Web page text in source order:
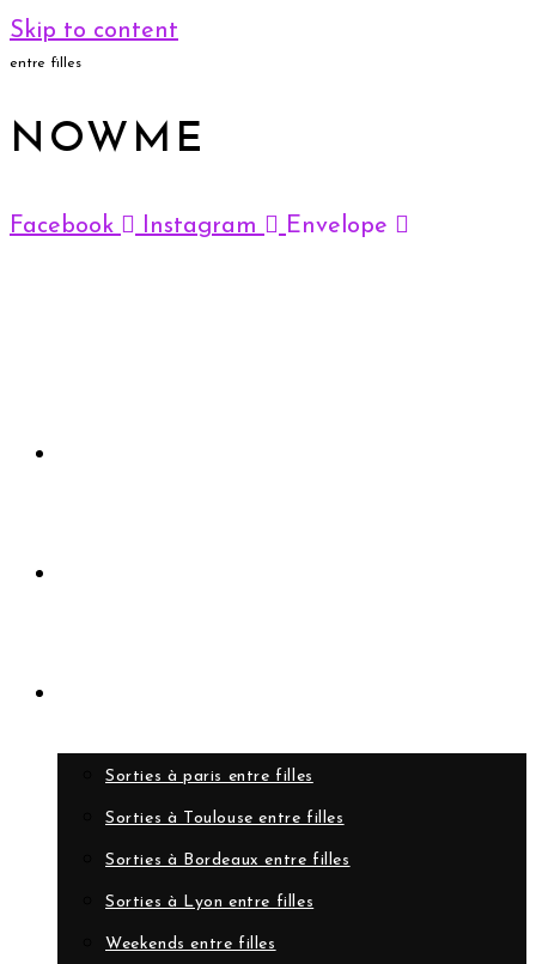
Skip to content
entre filles
NOWME
Facebook Instagram Envelope
Sorties à paris entre filles
Sorties à Toulouse entre filles
Sorties à Bordeaux entre filles
Sorties à Lyon entre filles
Weekends entre filles